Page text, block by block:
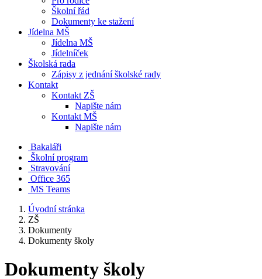
Školní řád
Dokumenty ke stažení
Jídelna MŠ
Jídelna MŠ
Jídelníček
Školská rada
Zápisy z jednání školské rady
Kontakt
Kontakt ZŠ
Napište nám
Kontakt MŠ
Napište nám
Bakaláři
Školní program
Stravování
Office 365
MS Teams
Úvodní stránka
ZŠ
Dokumenty
Dokumenty školy
Dokumenty školy